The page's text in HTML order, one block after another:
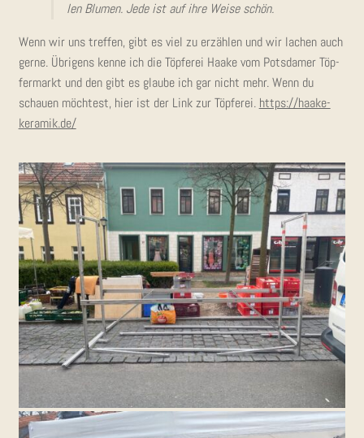
len Blu­men. Jede ist auf ihre Wei­se schön.
Wenn wir uns tref­fen, gibt es viel zu erzäh­len und wir lachen auch
ger­ne. Übri­gens ken­ne ich die Töp­fe­rei Haa­ke vom Pots­da­mer Töp­
fer­markt und den gibt es glau­be ich gar nicht mehr. Wenn du
schau­en möch­test, hier ist der Link zur Töp­fe­rei. https://haake-
keramik.de/